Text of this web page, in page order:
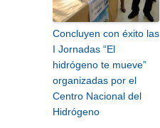
Concluyen con éxito las
I Jornadas “El
hidrógeno te mueve”
organizadas por el
Centro Nacional del
Hidrógeno